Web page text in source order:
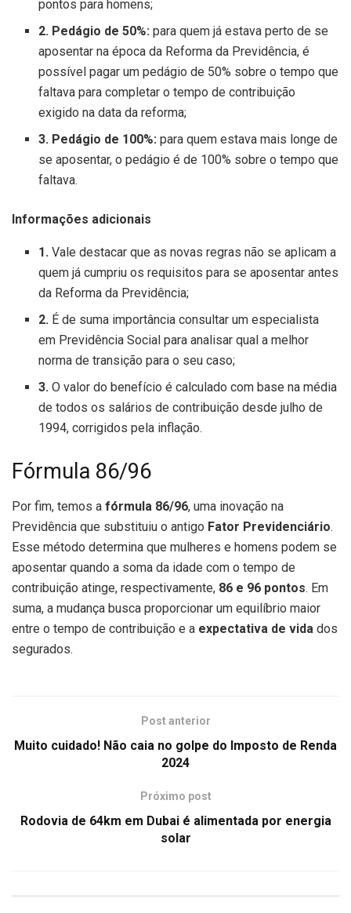
pontos para homens;
2. Pedágio de 50%: para quem já estava perto de se
aposentar na época da Reforma da Previdência, é
possível pagar um pedágio de 50% sobre o tempo que
faltava para completar o tempo de contribuição
exigido na data da reforma;
3. Pedágio de 100%: para quem estava mais longe de
se aposentar, o pedágio é de 100% sobre o tempo que
faltava.
Informações adicionais
1.Vale destacar que as novas regras não se aplicam a
quem já cumpriu os requisitos para se aposentar antes
da Reforma da Previdência;
2. É de suma importância consultar um especialista
em Previdência Social para analisar qual a melhor
norma de transição para o seu caso;
3.O valor do benefício é calculado com base na média
de todos os salários de contribuição desde julho de
1994, corrigidos pela inflação.
Fórmula 86/96
Por fim, temos a fórmula 86/96, uma inovação na
Previdência que substituiu o antigo Fator Previdenciário.
Esse método determina que mulheres e homens podem se
aposentar quando a soma da idade com o tempo de
contribuição atinge, respectivamente, 86 e 96 pontos. Em
suma, a mudança busca proporcionar um equilíbrio maior
entre o tempo de contribuição e a expectativa de vida dos
segurados.
Post anterior
Muito cuidado! Não caia no golpe do Imposto de Renda
2024
Próximo post
Rodovia de 64km em Dubai é alimentada por energia
solar